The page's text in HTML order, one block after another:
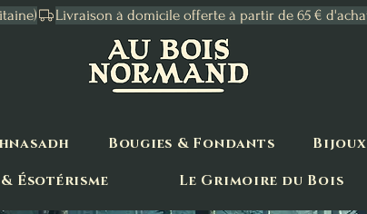
Bougies & Fondants Bijoux
Ésotérisme Le Grimoire du Bois